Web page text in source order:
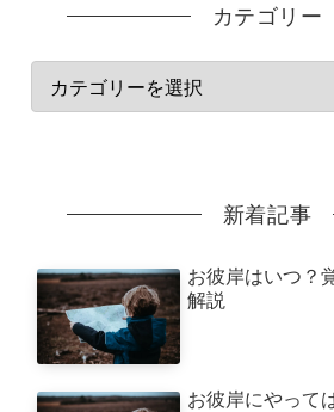
カテゴリー
新着記事
お彼岸はいつ？
解説
お彼岸にやって